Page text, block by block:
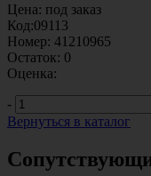
Цена: под заказ
Код:09113
Номер: 41210965
Остаток: 0
Оценка:
-
Вернуться в каталог